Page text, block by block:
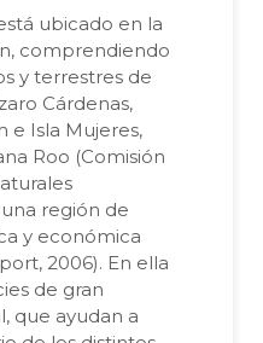
ubicado en la
comprendiendo
y terrestres de
Cárdenas,
e Isla Mujeres,
Roo (Comisión
una región de
y económica
2006). En ella
de gran
que ayudan a